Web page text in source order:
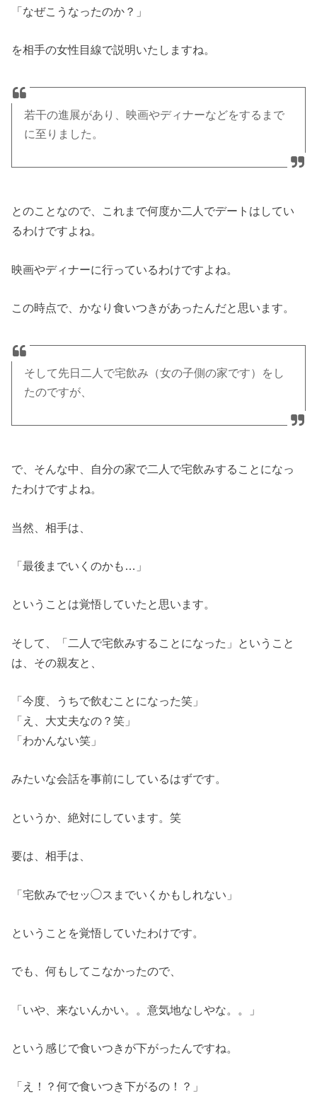
「なぜこうなったのか？」
を相手の女性目線で説明いたしますね。
若干の進展があり、映画やディナーなどをするまで
に至りました。
とのことなので、これまで何度か二人でデートはしてい
るわけですよね。
映画やディナーに行っているわけですよね。
この時点で、かなり食いつきがあったんだと思います。
そして先日二人で宅飲み（女の子側の家です）をし
たのですが、
で、そんな中、自分の家で二人で宅飲みすることになっ
たわけですよね。
当然、相手は、
「最後までいくのかも…」
ということは覚悟していたと思います。
そして、「二人で宅飲みすることになった」ということ
は、その親友と、
「今度、うちで飲むことになった笑」
「え、大丈夫なの？笑」
「わかんない笑」
みたいな会話を事前にしているはずです。
というか、絶対にしています。笑
要は、相手は、
「宅飲みでセッ◯スまでいくかもしれない」
ということを覚悟していたわけです。
でも、何もしてこなかったので、
「いや、来ないんかい。。意気地なしやな。。」
という感じで食いつきが下がったんですね。
「え！？何で食いつき下がるの！？」